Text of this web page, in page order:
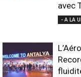
avec
- A LA